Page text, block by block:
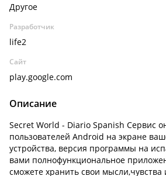
Другое
Разработчик
life2
Сайт
play.google.com
Описание
Secret World - Diario Spanish Сервис
пользователей Android на экране
устройства, версия программы на
вами полнофункциональное
сможете хранить свои